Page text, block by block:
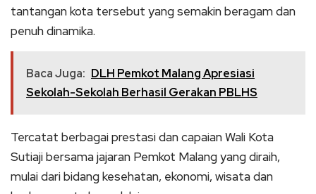
tantangan kota tersebut yang semakin beragam dan
penuh dinamika.
Baca Juga: DLH Pemkot Malang Apresiasi
Sekolah-Sekolah Berhasil Gerakan PBLHS
Tercatat berbagai prestasi dan capaian Wali Kota
Sutiaji bersama jajaran Pemkot Malang yang diraih,
mulai dari bidang kesehatan, ekonomi, wisata dan